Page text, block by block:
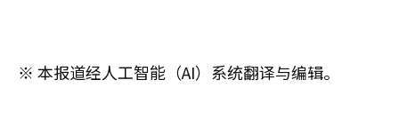
※ 本报道经人工智能（AI）系统翻译与编辑。